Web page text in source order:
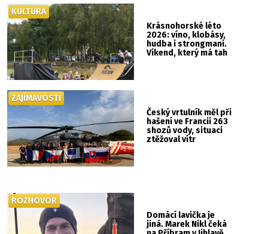
Krásnohorské léto
2026: víno, klobásy,
hudba i strongmani.
Víkend, který má tah
KULTURA
Český vrtulník měl při
hašení ve Francii 263
shozů vody, situaci
ztěžoval vítr
ZAJÍMAVOSTI
Domácí lavička je
jiná. Marek Nikl čeká
ROZHOVOR